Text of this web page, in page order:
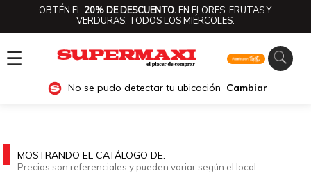
OBTÉN EL 20% DE DESCUENTO.EN FLORES, FRUTAS Y
VERDURAS, TODOS LOS MIÉRCOLES.
☰
No se pudo detectar tu ubicación Cambiar
MOSTRANDO EL CATÁLOGO DE:
Precios son referenciales y pueden variar según el local.